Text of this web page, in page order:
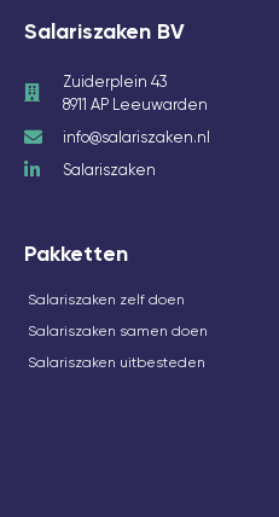
Salariszaken BV
Zuiderplein 43
8911 AP Leeuwarden
info@salariszaken.nl
Salariszaken
Pakketten
Salariszaken zelf doen
Salariszaken samen doen
Salariszaken uitbesteden